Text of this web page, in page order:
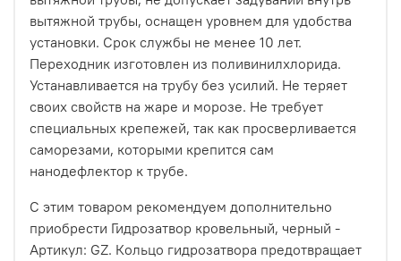
вытяжной трубы, оснащен уровнем для удобства
установки. Срок службы не менее 10 лет.
Переходник изготовлен из поливинилхлорида.
Устанавливается на трубу без усилий. Не теряет
своих свойств на жаре и морозе. Не требует
специальных крепежей, так как просверливается
саморезами, которыми крепится сам
нанодефлектор к трубе.
С этим товаром рекомендуем дополнительно
приобрести Гидрозатвор кровельный, черный -
Артикул: GZ. Кольцо гидрозатвора предотвращает